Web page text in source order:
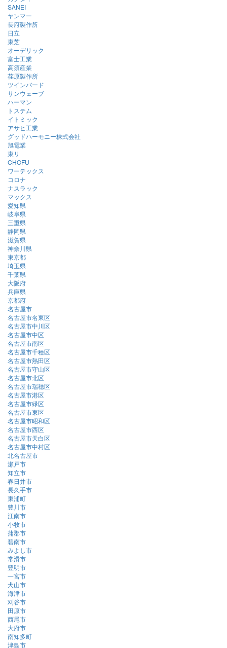
SANEI
ヤンマー
長府製作所
日立
東芝
オーデリック
富士工業
高須産業
荏原製作所
ツインバード
サンウェーブ
ハーマン
トステム
イトミック
アサヒ工業
グッドハーモニー株式会社
旭電業
東リ
CHOFU
ワーテックス
コロナ
ナスラック
マックス
愛知県
岐阜県
三重県
静岡県
滋賀県
神奈川県
東京都
埼玉県
千葉県
大阪府
兵庫県
京都府
名古屋市
名古屋市名東区
名古屋市中川区
名古屋市中区
名古屋市南区
名古屋市千種区
名古屋市熱田区
名古屋市守山区
名古屋市北区
名古屋市瑞穂区
名古屋市港区
名古屋市緑区
名古屋市東区
名古屋市昭和区
名古屋市西区
名古屋市天白区
名古屋市中村区
北名古屋市
瀬戸市
知立市
春日井市
長久手市
東浦町
豊川市
江南市
小牧市
蒲郡市
碧南市
みよし市
常滑市
豊明市
一宮市
犬山市
海津市
刈谷市
田原市
西尾市
大府市
南知多町
津島市